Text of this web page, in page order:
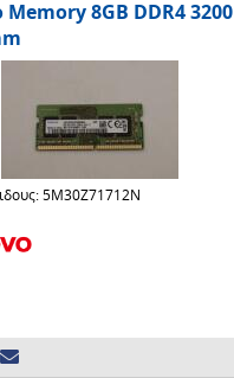
Memory 8GB DDR4 3200
5M30Z71712N